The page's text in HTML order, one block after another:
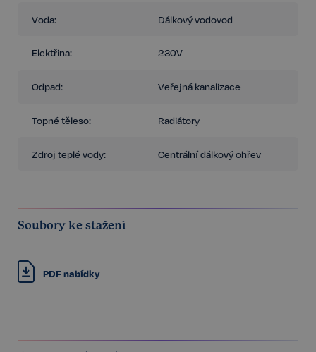
Voda: Dálkový vodovod
Elektřina: 230V
Odpad: Veřejná kanalizace
Topné těleso: Radiátory
Zdroj teplé vody: Centrální dálkový ohřev
Soubory ke stažení
PDF nabídky